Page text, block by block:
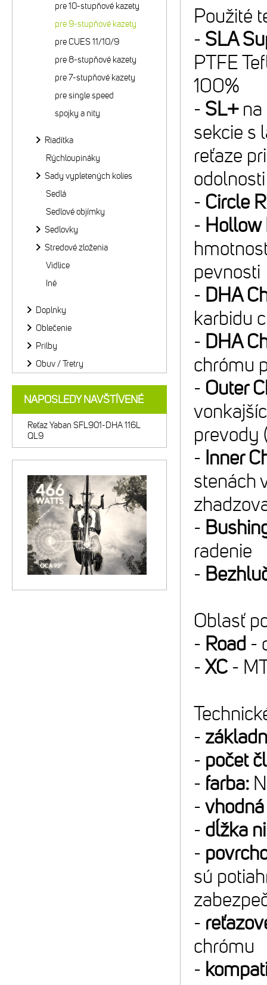
Použité
- SLA
PTFE
100%
- SL+na
sekcie s
reťaze
odolnosti
- Circle
- Hollow
pevnosti
- DHA
karbidu
- DHA
chrómu
- Outer
prevody
- Inner
stenách
-
radenie
-
Oblasť
- Road -
- XC -
-
- počet
- farba:
-
- dĺžka
-
sú
-
chrómu
-
pre 10-stupňové kazety
pre 9-stupňové kazety
pre CUES 11/10/9
pre 8-stupňové kazety
pre 7-stupňové kazety
pre single speed
spojky a nity
Riadítka
Rýchloupináky
Sady vypletených kolies
Sedlá
Sedlové objímky
Sedlovky
Stredové zloženia
Vidlice
Iné
Doplnky
Oblečenie
Prilby
Obuv / Tretry
NAPOSLEDY NAVŠTÍVENÉ
Reťaz Yaban SFL901-DHA 116L
QL9